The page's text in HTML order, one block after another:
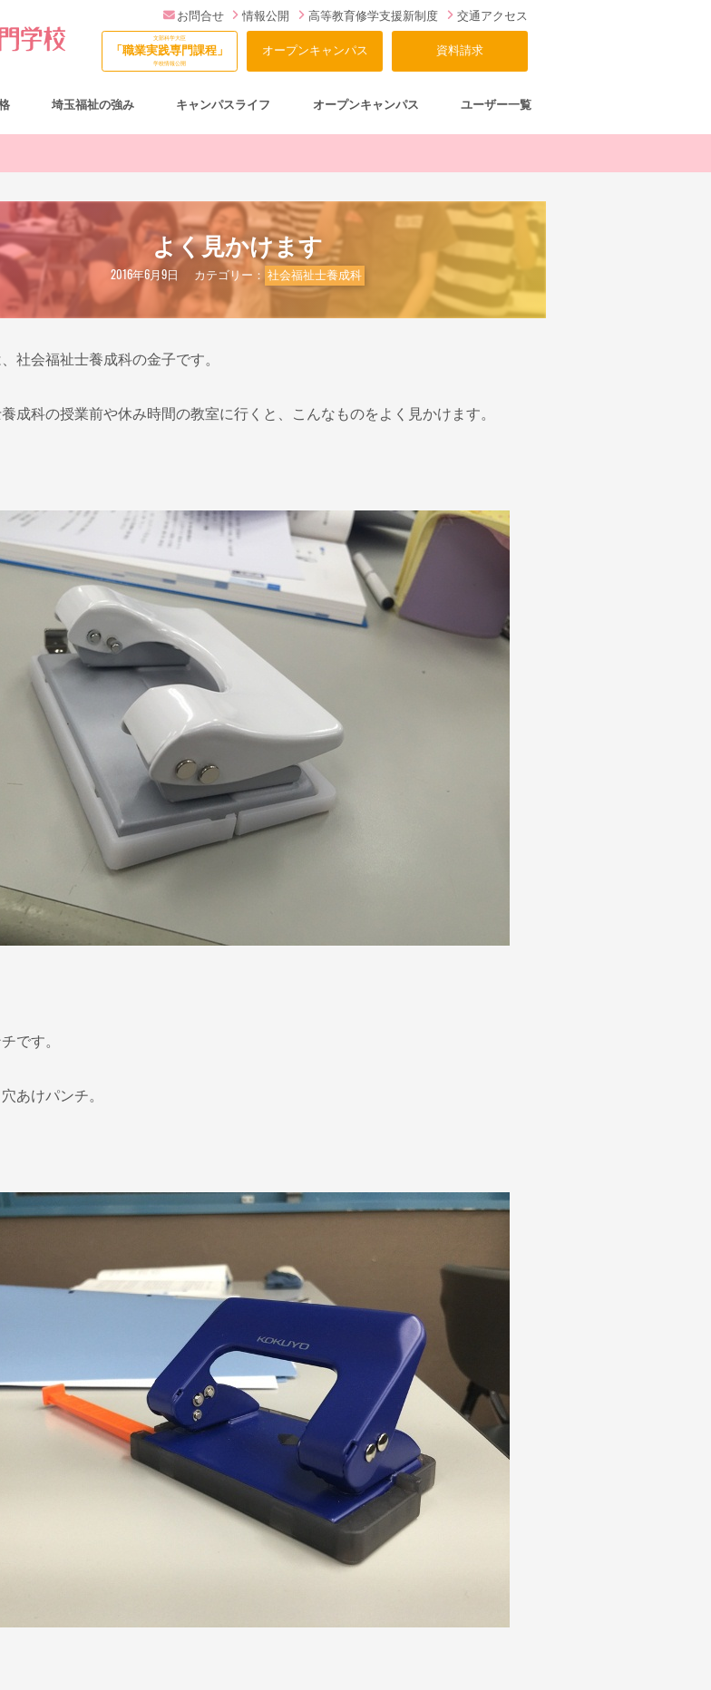
お問合せ 情報公開 高等教育修学支援新制度 交通アクセス
文部科学大臣
「職業実践専門課程」
学校情報公開
オープンキャンパス 資料請求
埼玉福祉の強み キャンパスライフ オープンキャンパス ユーザー一覧
よく見かけます
2016年6月9日 カテゴリー： 社会福祉士養成科
社会福祉士養成科の金子です。
成科の授業前や休み時間の教室に行くと、こんなものをよく見かけます。
です。
あけパンチ。